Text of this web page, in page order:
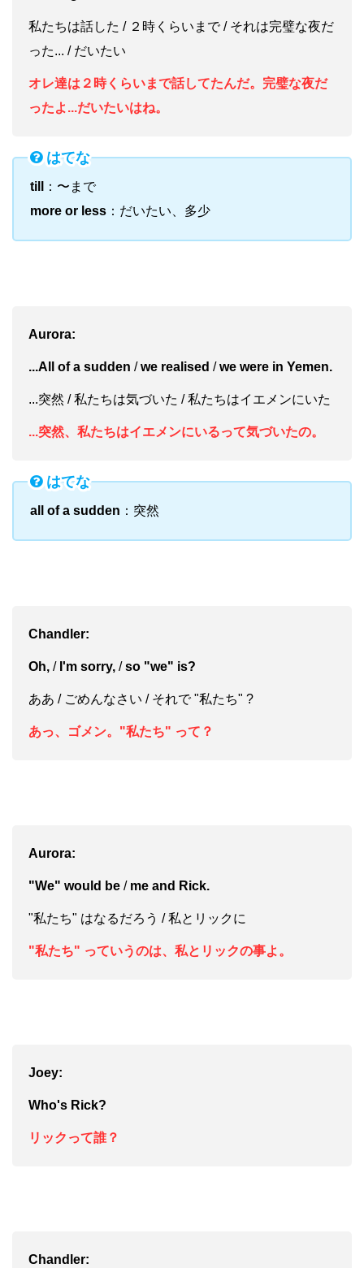
私たちは話した / ２時くらいまで / それは完璧な夜だ
った... / だいたい
オレ達は２時くらいまで話してたんだ。完璧な夜だ
ったよ...だいたいはね。
はてな
till
：〜まで
more or less ：だいたい、多少
Aurora:
...All of a sudden /we realised /we were in Yemen.
...突然 / 私たちは気づいた / 私たちはイエメンにいた
...突然、私たちはイエメンにいるって気づいたの。
はてな
all of a sudden ：突然
Chandler:
Oh, / I'm sorry, /so "we" is?
ああ / ごめんなさい / それで "私たち" ?
あっ、ゴメン。"私たち" って？
Aurora:
"We" would be / me and Rick.
"私たち" はなるだろう / 私とリックに
"私たち" っていうのは、私とリックの事よ。
Joey:
Who's Rick?
リックって誰？
Chandler: